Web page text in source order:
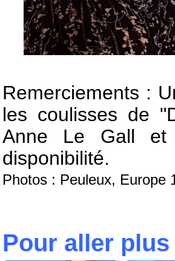
Remerciements :
les coulisses de
Anne Le Gall et
disponibilité.
Photos : Peuleux, Europe
Pour aller plus